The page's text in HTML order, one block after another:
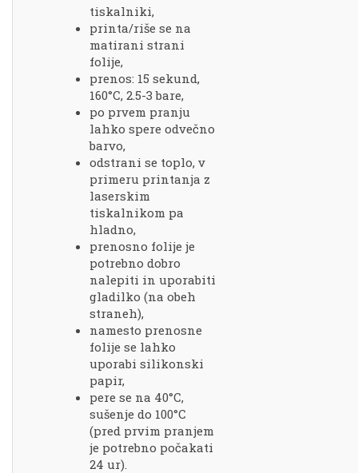
tiskalniki,
printa/riše se na
matirani strani
folije,
prenos: 15 sekund,
160°C, 2.5-3 bare,
po prvem pranju
lahko spere odvečno
barvo,
odstrani se toplo, v
primeru printanja z
laserskim
tiskalnikom pa
hladno,
prenosno folije je
potrebno dobro
nalepiti in uporabiti
gladilko (na obeh
straneh),
namesto prenosne
folije se lahko
uporabi silikonski
papir,
pere se na 40°C,
sušenje do 100°C
(pred prvim pranjem
je potrebno počakati
24 ur).